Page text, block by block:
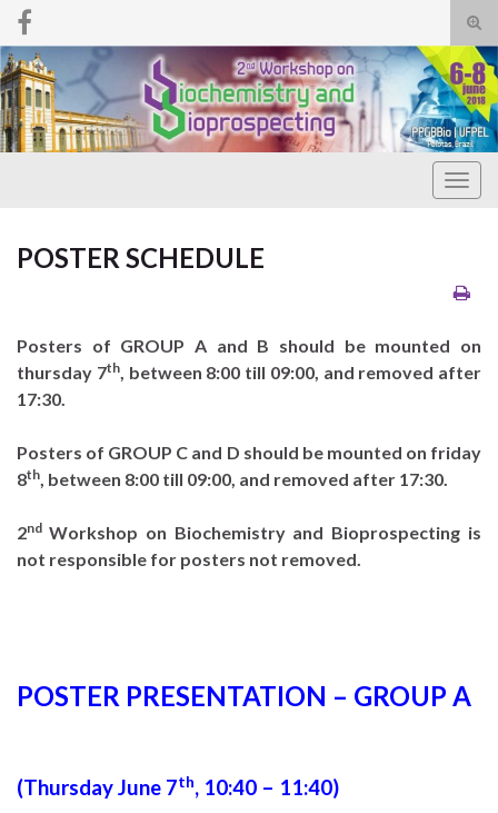
Search for:
POSTER SCHEDULE
Posters of GROUP A and B should be mounted on
thursday 7th, between 8:00 till 09:00, and removed after
17:30.
Posters of GROUP C and D should be mounted on friday
8th , between 8:00 till 09:00, and removed after 17:30.
2nd Workshop on Biochemistry and Bioprospecting is
not responsible for posters not removed.
POSTER PRESENTATION – GROUP A
(Thursday June 7th, 10:40 – 11:40)